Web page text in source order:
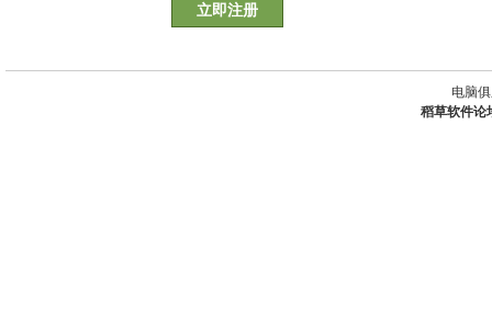
立即注册
电脑
稻草软件论